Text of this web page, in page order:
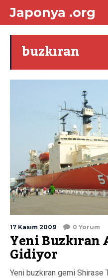
Japonya .org
buzkıran
17 Kasım 2009 0 Yorum
Yeni
Gidiyor
Yeni buzkıran gemi Shirase